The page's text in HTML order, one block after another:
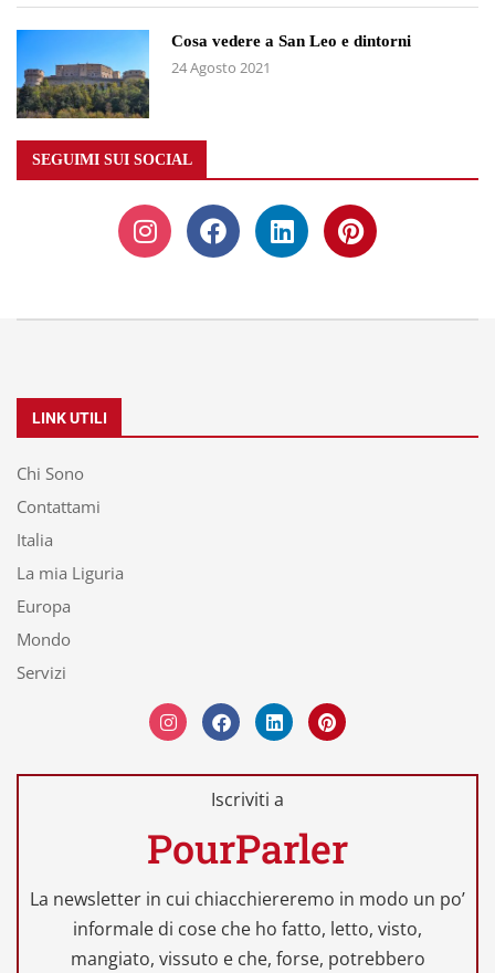
Cosa vedere a San Leo e dintorni
24 Agosto 2021
SEGUIMI SUI SOCIAL
LINK UTILI
Chi Sono
Contattami
Italia
La mia Liguria
Europa
Mondo
Servizi
Iscriviti a
PourParler
La newsletter in cui chiacchiereremo in modo un po’
informale di cose che ho fatto, letto, visto,
mangiato, vissuto e che, forse, potrebbero